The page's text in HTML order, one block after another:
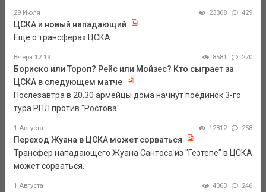
29 Июля 23368 429
ЦСКА и новый нападающий
Еще о трансферах ЦСКА.
Вчера 12:19 8581 270
Бориско или Тороп? Рейс или Мойзес? Кто сыграет за
ЦСКА в следующем матче
Послезавтра в 20.30 армейцы дома начнут поединок 3-го
тура РПЛ против "Ростова".
1 Августа 12812 258
Переход Жуана в ЦСКА может сорваться
Трансфер нападающего Жуана Сантоса из "Гезтепе" в ЦСКА
может сорваться.
1 Августа 4063 246